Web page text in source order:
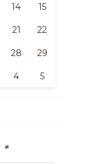
14 15
21 22
28 29
4 5
*